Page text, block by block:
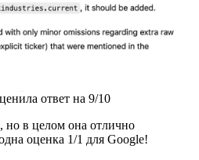
ответ на 9/10
но в целом она отлично
оценка 1/1 для Google!